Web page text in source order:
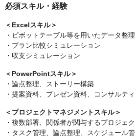
必須スキル・経験
＜Excelスキル＞
・ピボットテーブル等を用いたデータ整
・プラン比較シミュレーション
・収支シミュレーション
＜PowerPointスキル＞
・論点整理、ストーリー構築
・提案資料、プレゼン資料、コンサルテ
＜プロジェクトマネジメントスキル＞
・複数部署、関係者が関与するプロジェ
・タスク管理、論点整理、スケジュール